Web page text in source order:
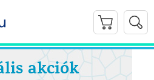
akciók